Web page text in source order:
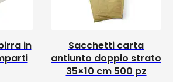
in
Sacchetti carta
antiunto doppio strato
35×10 cm 500 pz